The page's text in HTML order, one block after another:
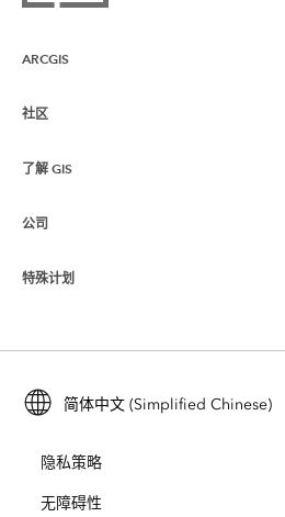
ARCGIS
ArcGIS 概览
制图
社区
Esri 社区
ArcGIS 博客
用户研究和测试
Esri 年轻专家关系网
了解 GIS
什么是 GIS？
位置智能
培训
ArcUser
ArcNews
公司
关于 Esri
招贤纳士
开放视野
特殊计划
ArcGIS for Student Use
保护
简体中文 (Simplified Chinese)
隐私策略
无障碍性